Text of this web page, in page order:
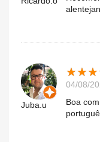
Juba.u
★★★
★★★
04/08/
Boa